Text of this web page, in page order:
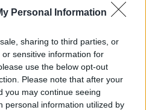
Personal Information
sharing to third parties, or
sensitive information for
use the below opt-out
Please note that after your
you may continue seeing
personal information utilized by
Atidžiai klausydami
reaguoti automatiškai.
tėvystėje - savęs ir
kuris gali padėti atrasti
kokie tėvai esame,